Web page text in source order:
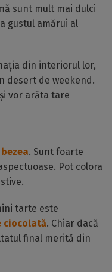
sunt mult mai dulci
gustul amărui al
din interiorul lor,
desert de weekend.
vor arăta tare
. Sunt foarte
Pot colora
tarte este
ciocolată. Chiar dacă
final merită din